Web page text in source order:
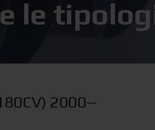
le
2000--